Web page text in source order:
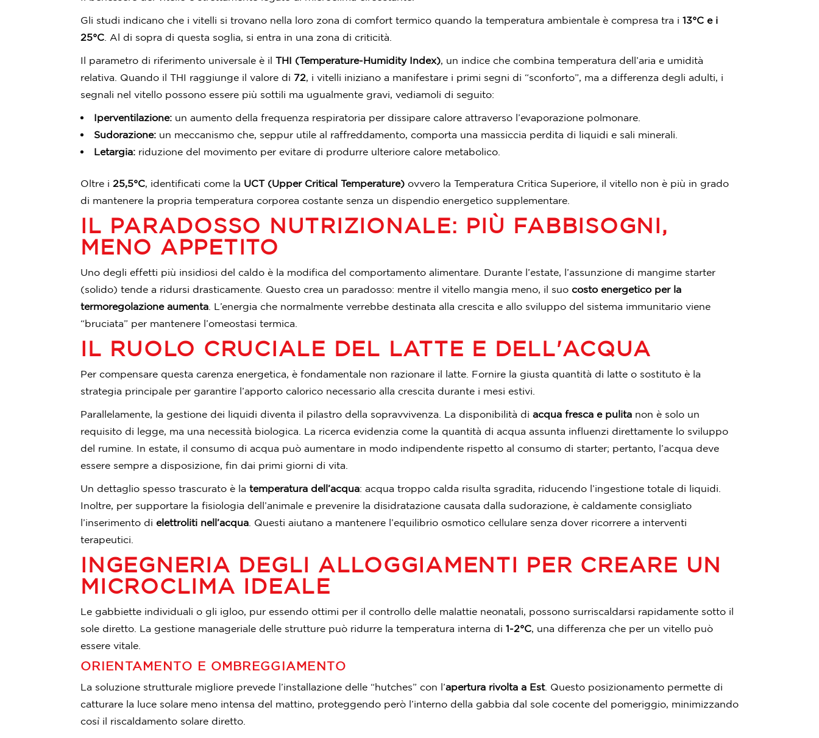
Gli studi indicano che i vitelli si trovano nella loro zona di comfort termico quando la temperatura ambientale è compresa tra i 13°C e i
25°C . Al di sopra di questa soglia, si entra in una zona di criticità.
Il parametro di riferimento universale è il THI (Temperature-Humidity Index), un indice che combina temperatura dell’aria e umidità
relativa. Quando il THI raggiunge il valore di 72, i vitelli iniziano a manifestare i primi segni di “sconforto”, ma a differenza degli adulti, i
segnali nel vitello possono essere più sottili ma ugualmente gravi, vediamoli di seguito:
Iperventilazione: un aumento della frequenza respiratoria per dissipare calore attraverso l’evaporazione polmonare.
Sudorazione: un meccanismo che, seppur utile al raffreddamento, comporta una massiccia perdita di liquidi e sali minerali.
Letargia: riduzione del movimento per evitare di produrre ulteriore calore metabolico.
Oltre i 25,5°C, identificati come la UCT (Upper Critical Temperature) ovvero la Temperatura Critica Superiore, il vitello non è più in grado
di mantenere la propria temperatura corporea costante senza un dispendio energetico supplementare.
IL PARADOSSO NUTRIZIONALE: PIÙ FABBISOGNI,
MENO APPETITO
Uno degli effetti più insidiosi del caldo è la modifica del comportamento alimentare. Durante l’estate, l’assunzione di mangime starter
(solido) tende a ridursi drasticamente. Questo crea un paradosso: mentre il vitello mangia meno, il suo costo energetico per la
termoregolazione aumenta . L’energia che normalmente verrebbe destinata alla crescita e allo sviluppo del sistema immunitario viene
“bruciata” per mantenere l’omeostasi termica.
IL RUOLO CRUCIALE DEL LATTE E DELL'ACQUA
Per compensare questa carenza energetica, è fondamentale non razionare il latte. Fornire la giusta quantità di latte o sostituto è la
strategia principale per garantire l’apporto calorico necessario alla crescita durante i mesi estivi.
Parallelamente, la gestione dei liquidi diventa il pilastro della sopravvivenza. La disponibilità di acqua fresca e pulita non è solo un
requisito di legge, ma una necessità biologica. La ricerca evidenzia come la quantità di acqua assunta influenzi direttamente lo sviluppo
del rumine. In estate, il consumo di acqua può aumentare in modo indipendente rispetto al consumo di starter; pertanto, l’acqua deve
essere sempre a disposizione, fin dai primi giorni di vita.
Un dettaglio spesso trascurato è la temperatura dell’acqua: acqua troppo calda risulta sgradita, riducendo l’ingestione totale di liquidi.
Inoltre, per supportare la fisiologia dell’animale e prevenire la disidratazione causata dalla sudorazione, è caldamente consigliato
l’inserimento di elettroliti nell’acqua . Questi aiutano a mantenere l’equilibrio osmotico cellulare senza dover ricorrere a interventi
terapeutici.
INGEGNERIA DEGLI ALLOGGIAMENTI PER CREARE UN
MICROCLIMA IDEALE
Le gabbiette individuali o gli igloo, pur essendo ottimi per il controllo delle malattie neonatali, possono surriscaldarsi rapidamente sotto il
sole diretto. La gestione manageriale delle strutture può ridurre la temperatura interna di 1-2°C, una differenza che per un vitello può
essere vitale.
ORIENTAMENTO E OMBREGGIAMENTO
La soluzione strutturale migliore prevede l’installazione delle “hutches” con l’apertura rivolta a Est. Questo posizionamento permette di
catturare la luce solare meno intensa del mattino, proteggendo però l’interno della gabbia dal sole cocente del pomeriggio, minimizzando
così il riscaldamento solare diretto.